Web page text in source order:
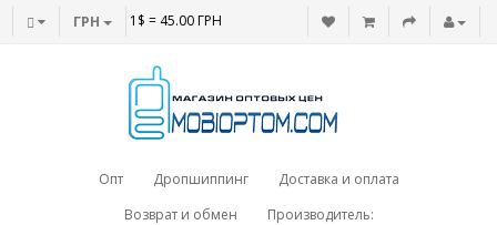
ГРН 1$ = 45.00 ГРН
Опт Дропшиппинг
Доставка и оплата
Возврат и обмен
Производитель: